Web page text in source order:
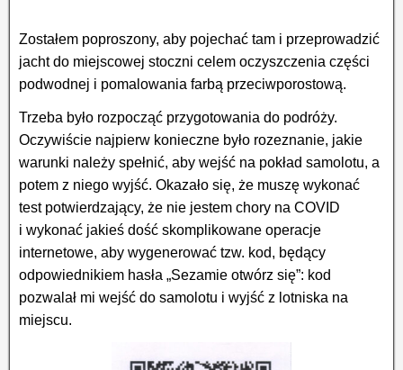
Zostałem poproszony, aby pojechać tam i przeprowadzić
jacht do miejscowej stoczni celem oczyszczenia części
podwodnej i pomalowania farbą przeciwporostową.
Trzeba było rozpocząć przygotowania do podróży.
Oczywiście najpierw konieczne było rozeznanie, jakie
warunki należy spełnić, aby wejść na pokład samolotu, a
potem z niego wyjść. Okazało się, że muszę wykonać
test potwierdzający, że nie jestem chory na COVID
i wykonać jakieś dość skomplikowane operacje
internetowe, aby wygenerować tzw. kod, będący
odpowiednikiem hasła „Sezamie otwórz się”: kod
pozwalał mi wejść do samolotu i wyjść z lotniska na
miejscu.